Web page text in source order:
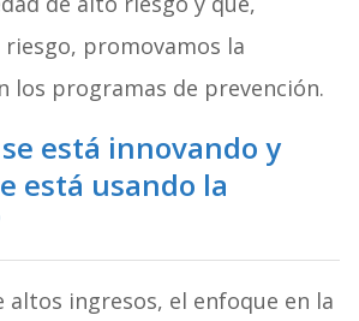
riesgo, promovamos la
los programas de prevención.
está innovando y
está usando la
altos ingresos, el enfoque en la